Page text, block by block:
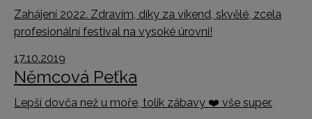
Zahájení 2022. Zdravím, díky za víkend, skvělé, zcela
profesionální festival na vysoké úrovni!
17.10.2019
Němcová Peťka
Lepší dovča než u moře, tolik zábavy ❤️ vše super.